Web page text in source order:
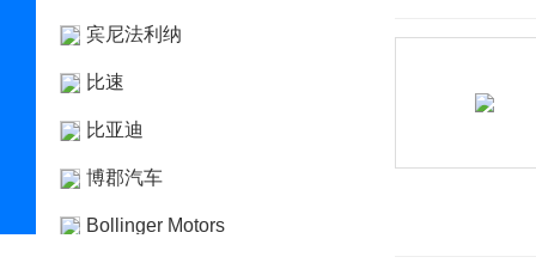
宾尼法利纳
比速
比亚迪
博郡汽车
Bollinger Motors